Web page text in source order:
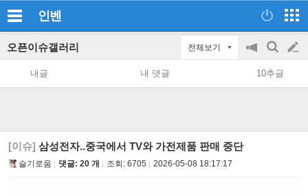
인벤
오픈이슈갤러리 전체보기
공
지
on/off
검
색
글
쓰
내글 내 댓글 10추글
[이슈] 삼성전자..중국에서 TV와 가전제품 판매 중단
슬기로움 댓글: 20 개 조회: 6705 2026-05-08 18:17:17